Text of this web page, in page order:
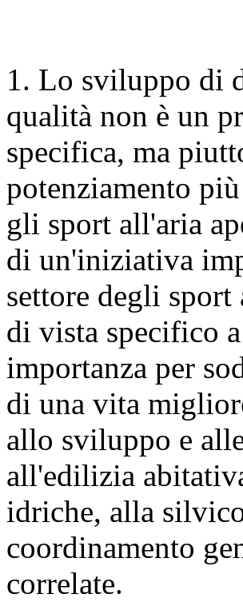
1. Lo sviluppo di
qualità non è un
specifica, ma
potenziamento
gli sport all'aria
di un'iniziativa
settore degli sport
di vista specifico
importanza per
di una vita
allo sviluppo e
all'edilizia
idriche, alla
coordinamento
correlate.